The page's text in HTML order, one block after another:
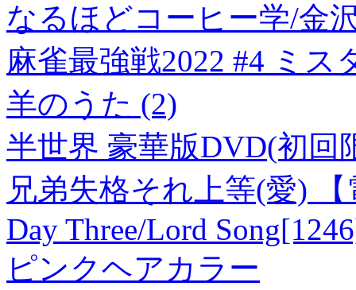
なるほどコーヒー学/金
麻雀最強戦2022 #4 ミ
羊のうた (2)
半世界 豪華版DVD(初回
兄弟失格それ上等(愛)
Day Three/Lord
ピンクヘアカラー